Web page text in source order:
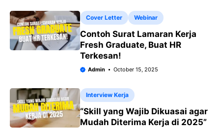
Cover Letter Webinar
Contoh Surat Lamaran Kerja
Fresh Graduate, Buat HR
Terkesan!
Admin October 15, 2025
Interview Kerja
“Skill yang Wajib Dikuasai agar
Mudah Diterima Kerja di 2025”